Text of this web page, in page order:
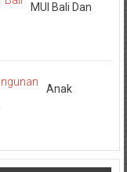
MUI Bali Dan
Anak